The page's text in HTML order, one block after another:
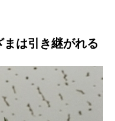
は引き継がれる